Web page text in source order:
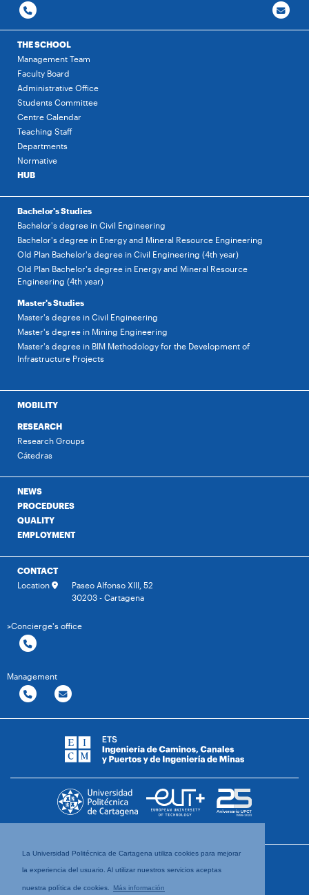
La Universidad Politécnica de Cartagena utiliza cookies para mejorar
la experiencia del usuario. Al utilizar nuestros servicios aceptas
nuestra política de cookies. Más información
THE SCHOOL
Management Team
Faculty Board
Administrative Office
Students Committee
Centre Calendar
Teaching Staff
Departments
Normative
HUB
Bachelor's Studies
Bachelor's degree in Civil Engineering
Bachelor's degree in Energy and Mineral Resource Engineering
Old Plan Bachelor's degree in Civil Engineering (4th year)
Old Plan Bachelor's degree in Energy and Mineral Resource
Engineering (4th year)
Master's Studies
Master's degree in Civil Engineering
Master's degree in Mining Engineering
Master's degree in BIM Methodology for the Development of
Infrastructure Projects
MOBILITY
RESEARCH
Research Groups
Cátedras
NEWS
PROCEDURES
QUALITY
EMPLOYMENT
CONTACT
Location
Paseo Alfonso XIII, 52
30203 - Cartagena
>Concierge's office
Management